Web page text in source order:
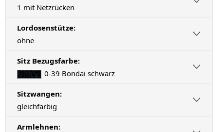
1 mit Netzrücken
Lordosenstütze:
ohne
Sitz Bezugsfarbe:
0-39 Bondai schwarz
Sitzwangen:
gleichfarbig
Armlehnen: